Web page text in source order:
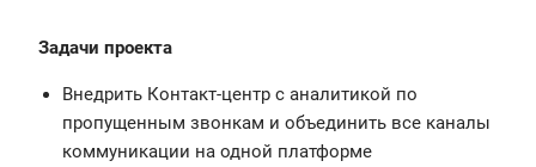
Задачи проекта
Внедрить Контакт-центр с аналитикой по
пропущенным звонкам и объединить все каналы
коммуникации на одной платформе